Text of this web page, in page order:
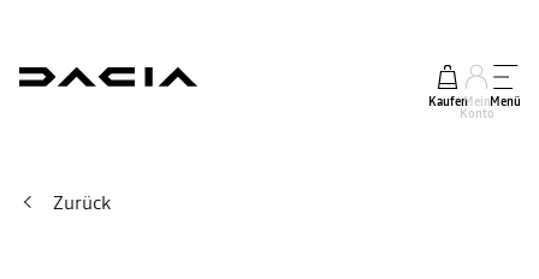
KaufenMein
Konto
Menü
Zurück